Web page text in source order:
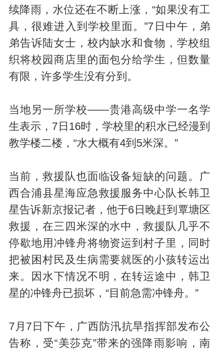
续降雨，水位还在不断上涨，“如果没有工
具，很难进入到学校里面。”7日中午，弟
弟告诉陆女士，校内缺水和食物，学校组
织将校园商店里的面包分给学生，但数量
有限，许多学生没有分到。
当地另一所学校——贵港高级中学一名学
生表示，7日16时，学校里的积水已经漫到
教学楼二楼，“水大概有4到5米深。”
当前，救援队也面临设备短缺的问题。广
西合浦县星海应急救援服务中心队长韩卫
星告诉新京报记者，他于6日晚赶到覃塘区
救援，在三四米深的水中，救援队几乎不
停歇地用冲锋舟将物资运到村子里，同时
把被困村民及生病需要就医的小孩转运出
来。因水下情况不明，在转运途中，韩卫
星的冲锋舟已损坏，“目前急需冲锋舟。”
7月7日下午，广西防汛抗旱指挥部发布公
告称，受“美莎克”带来的强降雨影响，南